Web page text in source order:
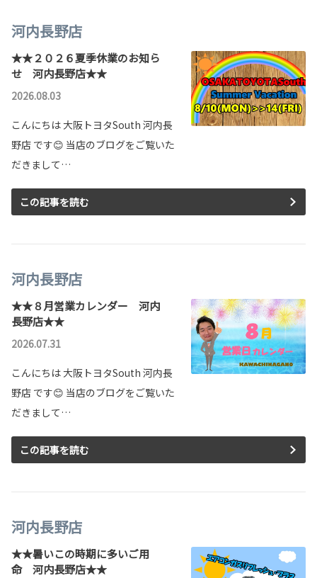
河内長野店
★★２０２６夏季休業のお知ら
せ 河内長野店★★
2026.08.03
こんにちは 大阪トヨタSouth 河内長
野店 です😊 当店のブログをご覧いた
だきまして…
この記事を読む
河内長野店
★★８月営業カレンダー 河内
長野店★★
2026.07.31
こんにちは 大阪トヨタSouth 河内長
野店 です😊 当店のブログをご覧いた
だきまして…
この記事を読む
河内長野店
★★暑いこの時期に多いご用
命 河内長野店★★